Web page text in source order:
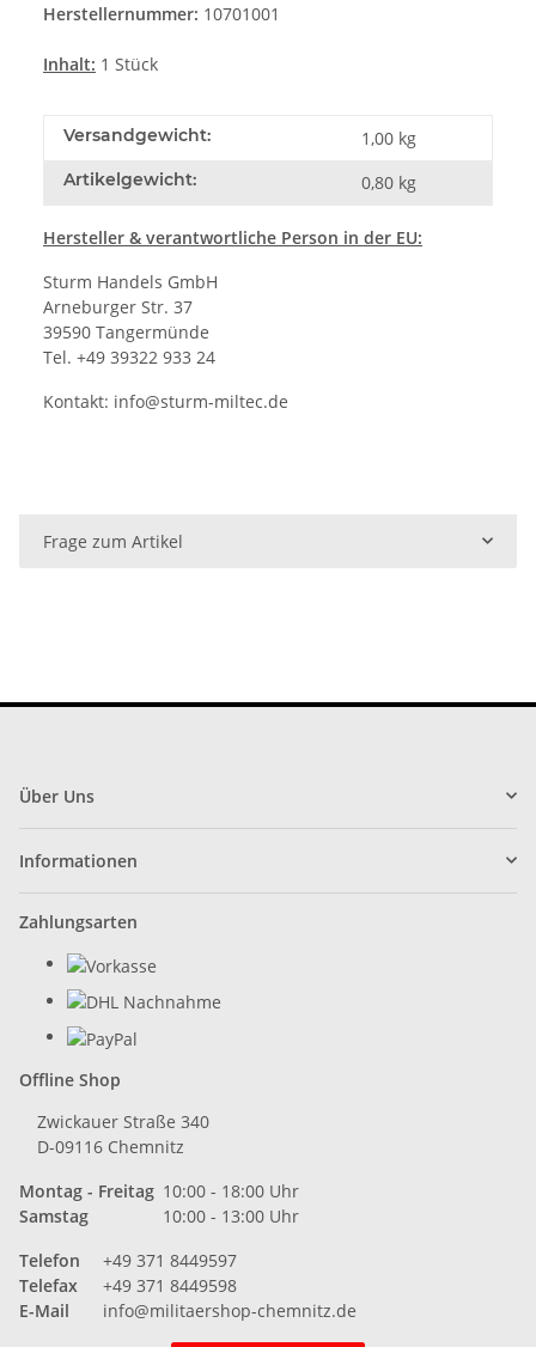
Herstellernummer: 10701001
Inhalt: 1 Stück
Versandgewicht: 1,00 kg
Artikelgewicht: 0,80 kg
Hersteller & verantwortliche Person in der EU:
Sturm Handels GmbH
Arneburger Str. 37
39590 Tangermünde
Tel. +49 39322 933 24
Kontakt: info@sturm-miltec.de
Frage zum Artikel
Über Uns
Informationen
Zahlungsarten
Offline Shop
Zwickauer Straße 340
D-09116 Chemnitz
Montag - Freitag 10:00 - 18:00 Uhr
Samstag
10:00 - 13:00 Uhr
Telefon
+49 371 8449597
Telefax
+49 371 8449598
E-Mail
info@militaershop-chemnitz.de